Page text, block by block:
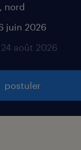
nord
juin 2026
août 2026
postuler